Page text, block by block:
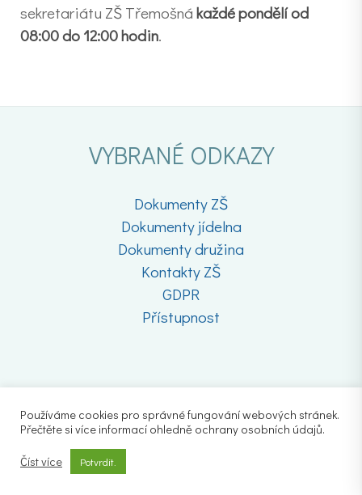
sekretariátu ZŠ Třemošná každé pondělí od
08:00 do 12:00 hodin.
VYBRANÉ ODKAZY
Dokumenty ZŠ
Dokumenty jídelna
Dokumenty družina
Kontakty ZŠ
GDPR
Přístupnost
Používáme cookies pro správné fungování webových stránek.
Přečtěte si více informací ohledně ochrany osobních údajů.
Číst více Potvrdit.